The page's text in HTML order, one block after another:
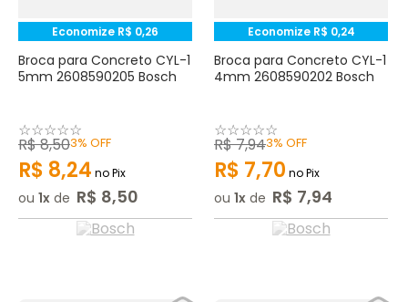
Economize R$ 0,26
Broca para Concreto CYL-1
5mm 2608590205 Bosch
☆☆☆☆☆
R$8,503% OFF
R$ 8,24 no Pix
ou 1 de R$ 8,50
Economize R$ 0,24
Broca para Concreto CYL-1
4mm 2608590202 Bosch
☆☆☆☆☆
R$7,943% OFF
R$ 7,70 no Pix
ou 1 de R$ 7,94